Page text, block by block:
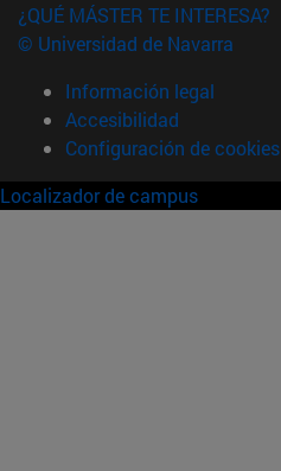
¿QUÉ MÁSTER TE INTERESA?
© Universidad de Navarra
Información legal
Accesibilidad
Configuración de cookies
Localizador de campus